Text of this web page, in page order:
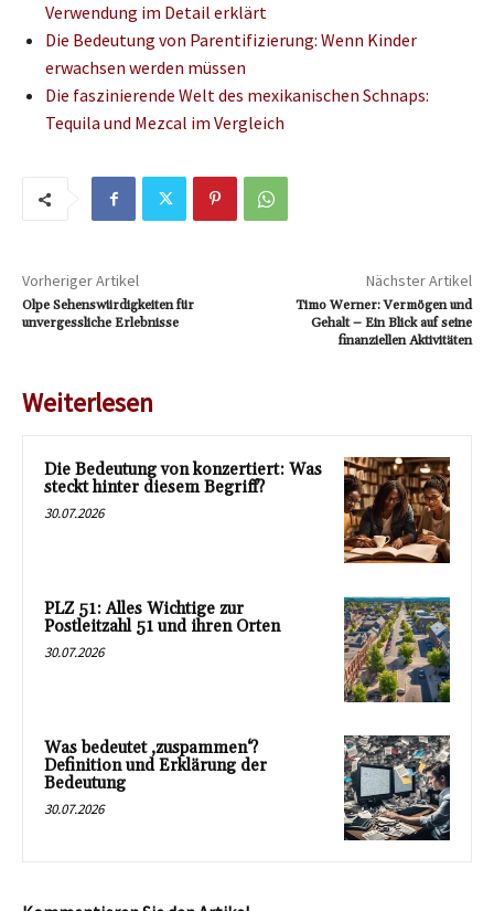
Verwendung im Detail erklärt
Die Bedeutung von Parentifizierung: Wenn Kinder
erwachsen werden müssen
Die faszinierende Welt des mexikanischen Schnaps:
Tequila und Mezcal im Vergleich
Vorheriger Artikel
Olpe Sehenswürdigkeiten für
unvergessliche Erlebnisse
Nächster Artikel
Timo Werner: Vermögen und
Gehalt – Ein Blick auf seine
finanziellen Aktivitäten
Weiterlesen
Die Bedeutung von konzertiert: Was
steckt hinter diesem Begriff?
30.07.2026
PLZ 51: Alles Wichtige zur
Postleitzahl 51 und ihren Orten
30.07.2026
Was bedeutet ‚zuspammen‘?
Definition und Erklärung der
Bedeutung
30.07.2026